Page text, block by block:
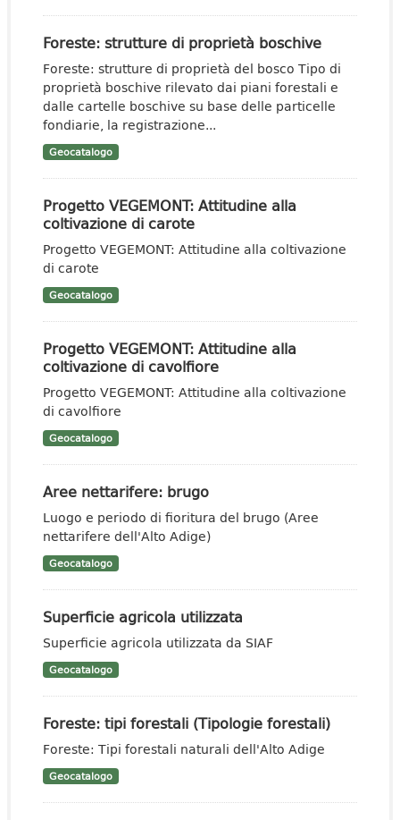
Foreste: strutture di proprietà boschive
Foreste: strutture di proprietà del bosco Tipo di
proprietà boschive rilevato dai piani forestali e
dalle cartelle boschive su base delle particelle
fondiarie, la registrazione...
Geocatalogo
Progetto VEGEMONT: Attitudine alla
coltivazione di carote
Progetto VEGEMONT: Attitudine alla coltivazione
di carote
Geocatalogo
Progetto VEGEMONT: Attitudine alla
coltivazione di cavolfiore
Progetto VEGEMONT: Attitudine alla coltivazione
di cavolfiore
Geocatalogo
Aree nettarifere: brugo
Luogo e periodo di fioritura del brugo (Aree
nettarifere dell'Alto Adige)
Geocatalogo
Superficie agricola utilizzata
Superficie agricola utilizzata da SIAF
Geocatalogo
Foreste: tipi forestali (Tipologie forestali)
Foreste: Tipi forestali naturali dell'Alto Adige
Geocatalogo